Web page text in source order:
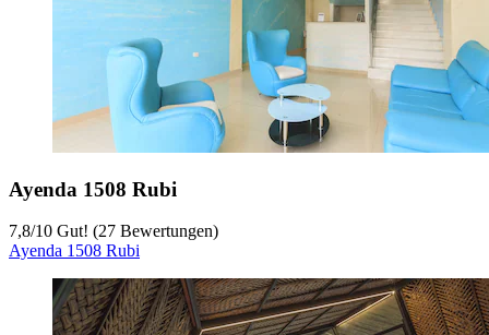
Ayenda 1508 Rubi
7,8/10 Gut! (27 Bewertungen)
Ayenda 1508 Rubi